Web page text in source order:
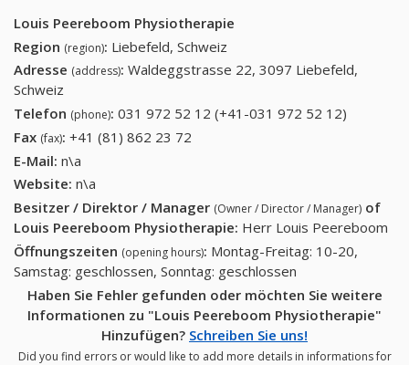
Louis Peereboom Physiotherapie
Region (region): Liebefeld, Schweiz
Adresse (address): Waldeggstrasse 22, 3097 Liebefeld,
Schweiz
Telefon (phone): 031 972 52 12 (+41-031 972 52 12)
Fax (fax): +41 (81) 862 23 72
E-Mail: n\a
Website: n\a
Besitzer / Direktor / Manager (Owner / Director / Manager) of
Louis Peereboom Physiotherapie: Herr Louis Peereboom
Öffnungszeiten (opening hours): Montag-Freitag: 10-20,
Samstag: geschlossen, Sonntag: geschlossen
Haben Sie Fehler gefunden oder möchten Sie weitere
Informationen zu "Louis Peereboom Physiotherapie"
Hinzufügen? Schreiben Sie uns!
Did you find errors or would like to add more details in informations for